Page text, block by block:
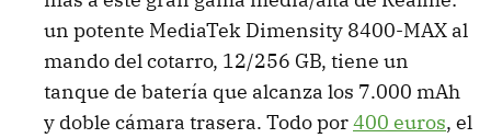
un potente MediaTek Dimensity 8400-MAX al
mando del cotarro, 12/256 GB, tiene un
tanque de batería que alcanza los 7.000 mAh
y doble cámara trasera. Todo por400 euros, el